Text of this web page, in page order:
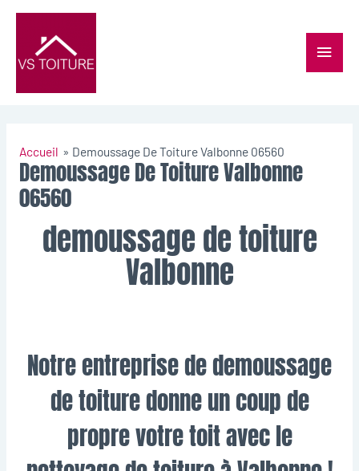
Accueil Demoussage De Toiture Valbonne 06560
Demoussage De Toiture Valbonne
06560
demoussage de toiture
Valbonne
Notre entreprise de demoussage
de toiture donne un coup de
propre votre toit avec le